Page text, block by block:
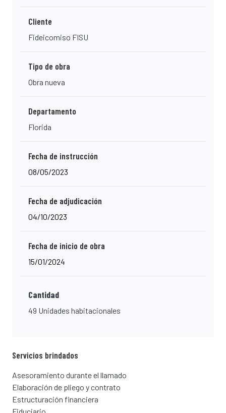
Cliente
Fideicomiso FISU
Tipo de obra
Obra nueva
Departamento
Florida
Fecha de instrucción
08/05/2023
Fecha de adjudicación
04/10/2023
Fecha de inicio de obra
15/01/2024
Cantidad
49 Unidades habitacionales
Servicios brindados
Asesoramiento durante el llamado
Elaboración de pliego y contrato
Estructuración financiera